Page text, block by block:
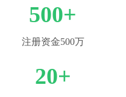
500+
注册资金500万
20+